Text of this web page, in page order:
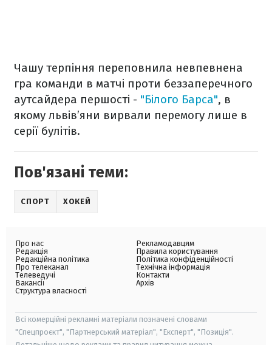
Чашу терпіння переповнила невпевнена
гра команди в матчі проти беззаперечного
аутсайдера першості - "Білого Барса", в
якому львів’яни вирвали перемогу лише в
серії булітів.
Пов'язані теми:
СПОРТ ХОКЕЙ
Про нас
Редакція
Редакційна політика
Про телеканал
Телеведучі
Вакансії
Структура власності
Рекламодавцям
Правила користування
Політика конфіденційності
Технічна інформація
Контакти
Архів
Всі комерційні рекламні матеріали позначені словами
"Спецпроєкт", "Партнерський матеріал", "Експерт", "Позиція".